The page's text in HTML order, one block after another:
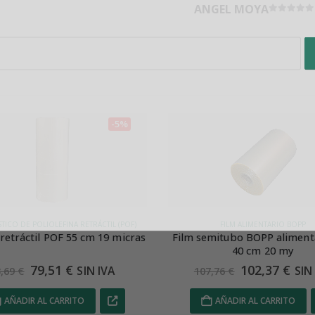
yechos, consulta la
BOPP alimentario liso
€ 102,37€ SIN IVA
-5%
AÑADIR AL CARRITO
Film semitubo POF
microperforado 75 cm 19
164,70€ 156,47 €
AÑADIR AL CARRITO